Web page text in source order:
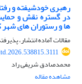
رهبری خودشیفته و
در گستره نقش و
ها و رستوران های شهر
مقالات آماده انتشار،
محمدصادق شریفی راد
مشاهده مقاله